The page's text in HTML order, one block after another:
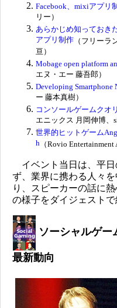
Facebook、mixiアプリ
リー）
あらかじめ知っておき
アプリ制作 （フリーラ
亘）
Mobage open platform
エヌ・エー 藤吾郎）
Developing Smartphone
ー 藤本真樹）
コンソールゲームクオ
エニックス 月岡伸博、
世界的ヒットゲーム
h （Rovio Entertainment
イベント当日は、平日
ず、 業界に携わる人々
り、スピーカーの話に
の様子をダイジェストで
ソーシャルゲー
最新動向